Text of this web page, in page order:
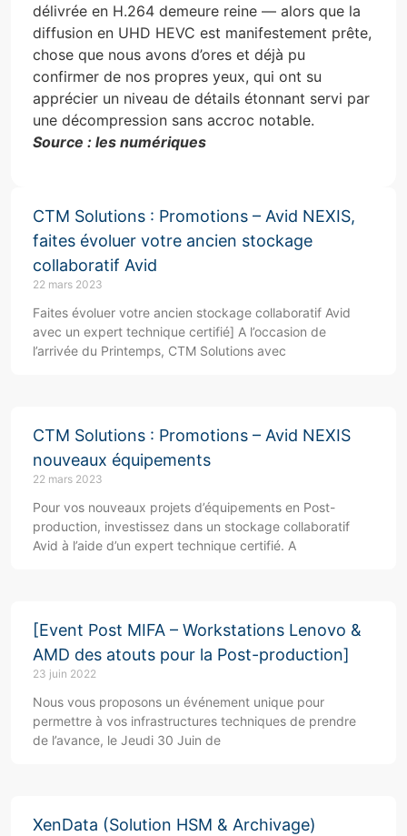
délivrée en H.264 demeure reine — alors que la
diffusion en UHD HEVC est manifestement prête,
chose que nous avons d’ores et déjà pu
confirmer de nos propres yeux, qui ont su
apprécier un niveau de détails étonnant servi par
une décompression sans accroc notable.
Source : les numériques
CTM Solutions : Promotions – Avid NEXIS,
faites évoluer votre ancien stockage
collaboratif Avid
22 mars 2023
Faites évoluer votre ancien stockage collaboratif Avid
avec un expert technique certifié] A l’occasion de
l’arrivée du Printemps, CTM Solutions avec
CTM Solutions : Promotions – Avid NEXIS
nouveaux équipements
22 mars 2023
Pour vos nouveaux projets d’équipements en Post-
production, investissez dans un stockage collaboratif
Avid à l’aide d’un expert technique certifié. A
[Event Post MIFA – Workstations Lenovo &
AMD des atouts pour la Post-production]
23 juin 2022
Nous vous proposons un événement unique pour
permettre à vos infrastructures techniques de prendre
de l’avance, le Jeudi 30 Juin de
XenData (Solution HSM & Archivage)